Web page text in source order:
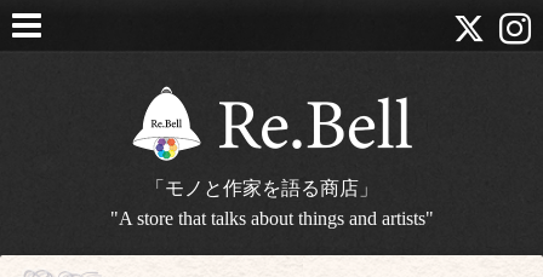
「モノと作家を語る商店」
"A store that talks about things and artists"